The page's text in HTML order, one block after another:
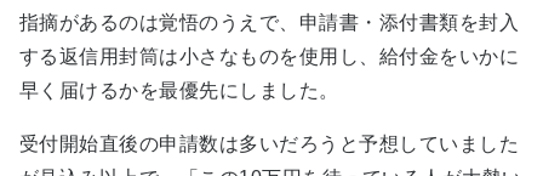
指摘があるのは覚悟のうえで、申請書・添付書類を封入
する返信用封筒は小さなものを使用し、給付金をいかに
早く届けるかを最優先にしました。
受付開始直後の申請数は多いだろうと予想していました